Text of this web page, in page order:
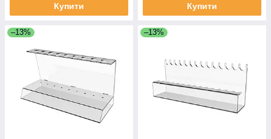
Купити Купити
–13% –13%